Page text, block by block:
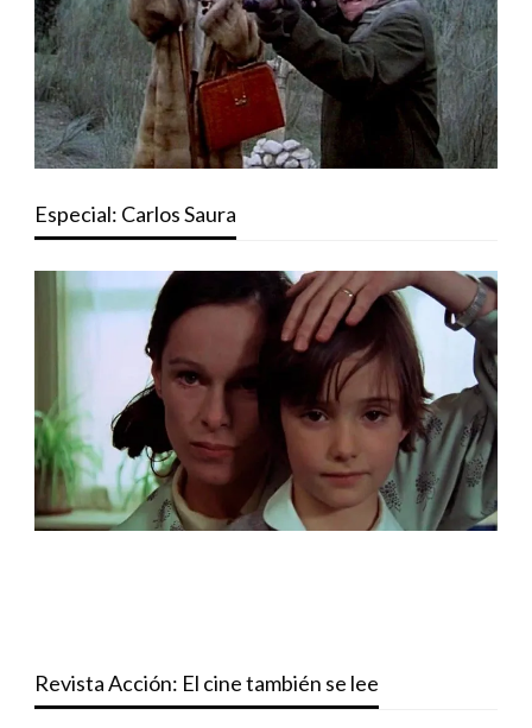
Especial: Carlos Saura
Revista Acción: El cine también se lee